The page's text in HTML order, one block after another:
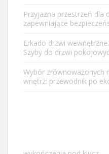
Przyjazna przestrzeń dla
zapewniające
Erkado drzwi
Szyby do drzwi
Wybór zrównoważonych
wnętrz: przewodnik po